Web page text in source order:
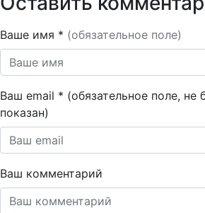
Ваше имя * (обязательное поле)
Ваш email * (обязательное поле, не
показан)
Ваш комментарий